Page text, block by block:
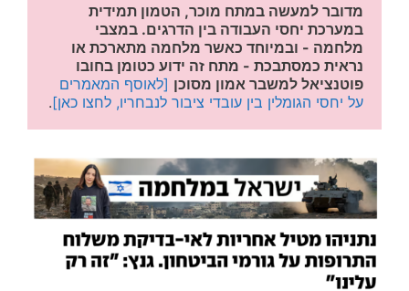
פוטנציאל למשבר אמון מסוכן
על יחסי הגומלין בין עובדי ציבור לנבחריו, לחצו כאן].